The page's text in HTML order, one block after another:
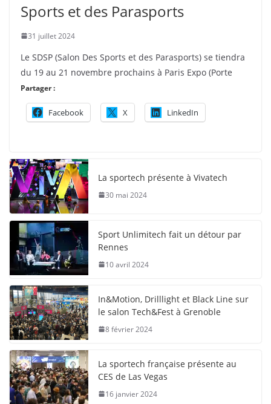
Sports et des Parasports
31 juillet 2024
Le SDSP (Salon Des Sports et des Parasports) se tiendra
du 19 au 21 novembre prochains à Paris Expo (Porte
Partager :
Facebook X LinkedIn
La sportech présente à Vivatech
30 mai 2024
Sport Unlimitech fait un détour par
Rennes
10 avril 2024
In&Motion, Drilllight et Black Line sur
le salon Tech&Fest à Grenoble
8 février 2024
La sportech française présente au
CES de Las Vegas
16 janvier 2024